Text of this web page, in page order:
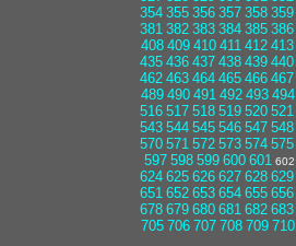
354 355 356 357 358 359
381 382 383 384 385 386
408 409 410 411 412 413
435 436 437 438 439 440
462 463 464 465 466 467
489 490 491 492 493 494
516 517 518 519 520 521
543 544 545 546 547 548
570 571 572 573 574 575
597 598 599 600 601 602
624 625 626 627 628 629
651 652 653 654 655 656
678 679 680 681 682 683
705 706 707 708 709 710